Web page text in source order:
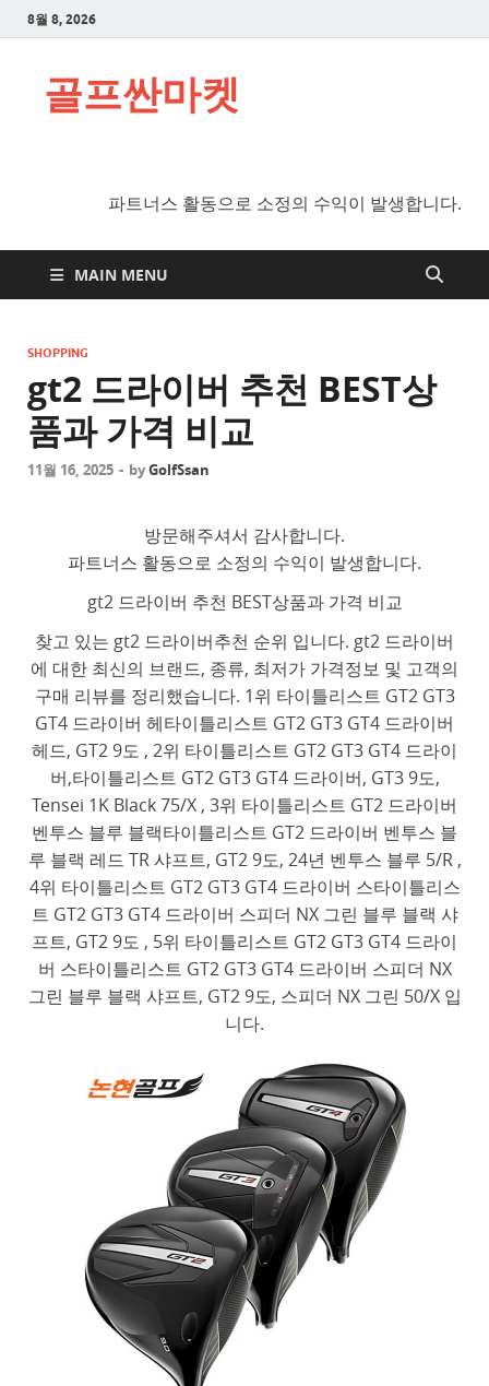
8월 8, 2026
골프싼마켓
파트너스 활동으로 소정의 수익이 발생합니다.
MAIN MENU
SHOPPING
gt2 드라이버 추천 BEST상
품과 가격 비교
11월 16, 2025 - byGolfSsan
방문해주셔서 감사합니다.
파트너스 활동으로 소정의 수익이 발생합니다.
gt2 드라이버 추천 BEST상품과 가격 비교
찾고 있는 gt2 드라이버추천 순위 입니다. gt2 드라이버
에 대한 최신의 브랜드, 종류, 최저가 가격정보 및 고객의
구매 리뷰를 정리했습니다. 1위 타이틀리스트 GT2 GT3
GT4 드라이버 헤타이틀리스트 GT2 GT3 GT4 드라이버
헤드, GT2 9도 , 2위 타이틀리스트 GT2 GT3 GT4 드라이
버,타이틀리스트 GT2 GT3 GT4 드라이버, GT3 9도,
Tensei 1K Black 75/X , 3위 타이틀리스트 GT2 드라이버
벤투스 블루 블랙타이틀리스트 GT2 드라이버 벤투스 블
루 블랙 레드 TR 샤프트, GT2 9도, 24년 벤투스 블루 5/R ,
4위 타이틀리스트 GT2 GT3 GT4 드라이버 스타이틀리스
트 GT2 GT3 GT4 드라이버 스피더 NX 그린 블루 블랙 샤
프트, GT2 9도 , 5위 타이틀리스트 GT2 GT3 GT4 드라이
버 스타이틀리스트 GT2 GT3 GT4 드라이버 스피더 NX
그린 블루 블랙 샤프트, GT2 9도, 스피더 NX 그린 50/X 입
니다.